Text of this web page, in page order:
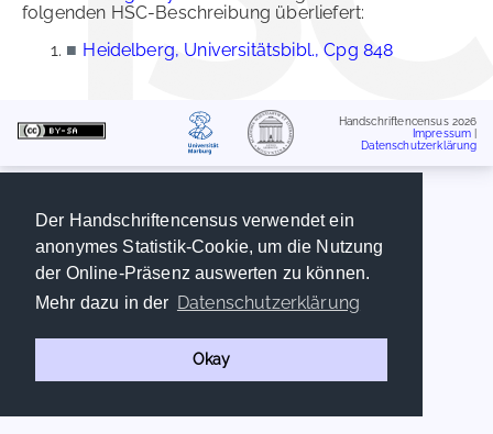
Der Handschriftencensus verwendet ein
anonymes Statistik-Cookie, um die Nutzung
der Online-Präsenz auswerten zu können.
Mehr dazu in der Datenschutzerklärung
Okay
folgenden HSC-Beschreibung überliefert:
■ Heidelberg, Universitätsbibl., Cpg 848
Handschriftencensus 2026
Impressum
Datenschutzerklärung